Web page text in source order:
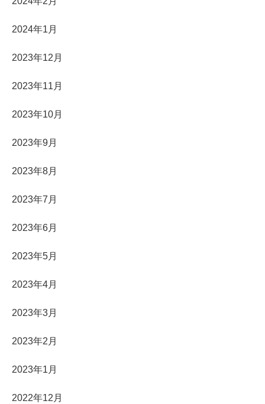
2024年1月
2023年12月
2023年11月
2023年10月
2023年9月
2023年8月
2023年7月
2023年6月
2023年5月
2023年4月
2023年3月
2023年2月
2023年1月
2022年12月